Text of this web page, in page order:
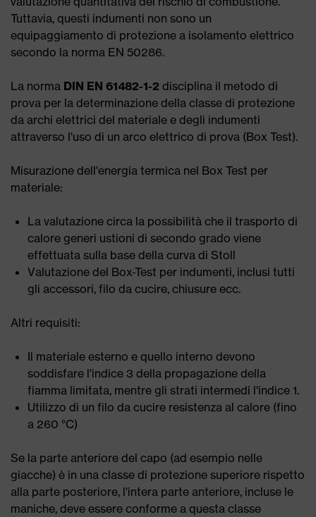
Tuttavia, questi indumenti non sono un
equipaggiamento di protezione a isolamento elettrico
secondo la norma EN 50286.
La norma DIN EN 61482-1-2 disciplina il metodo di
prova per la determinazione della classe di protezione
da archi elettrici del materiale e degli indumenti
attraverso l'uso di un arco elettrico di prova (Box Test).
Misurazione dell'energia termica nel Box Test per
materiale:
La valutazione circa la possibilità che il trasporto di
calore generi ustioni di secondo grado viene
effettuata sulla base della curva di Stoll
Valutazione del Box-Test per indumenti, inclusi tutti
gli accessori, filo da cucire, chiusure ecc.
Altri requisiti:
Il materiale esterno e quello interno devono
soddisfare l'indice 3 della propagazione della
fiamma limitata, mentre gli strati intermedi l'indice 1.
Utilizzo di un filo da cucire resistenza al calore (fino
a 260 °C)
Se la parte anteriore del capo (ad esempio nelle
giacche) è in una classe di protezione superiore rispetto
alla parte posteriore, l'intera parte anteriore, incluse le
maniche, deve essere conforme a questa classe